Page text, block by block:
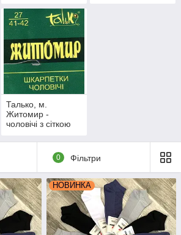
Талько, м.
Житомир -
чоловічі з сіткою
0 Фільтри
НОВИНКА